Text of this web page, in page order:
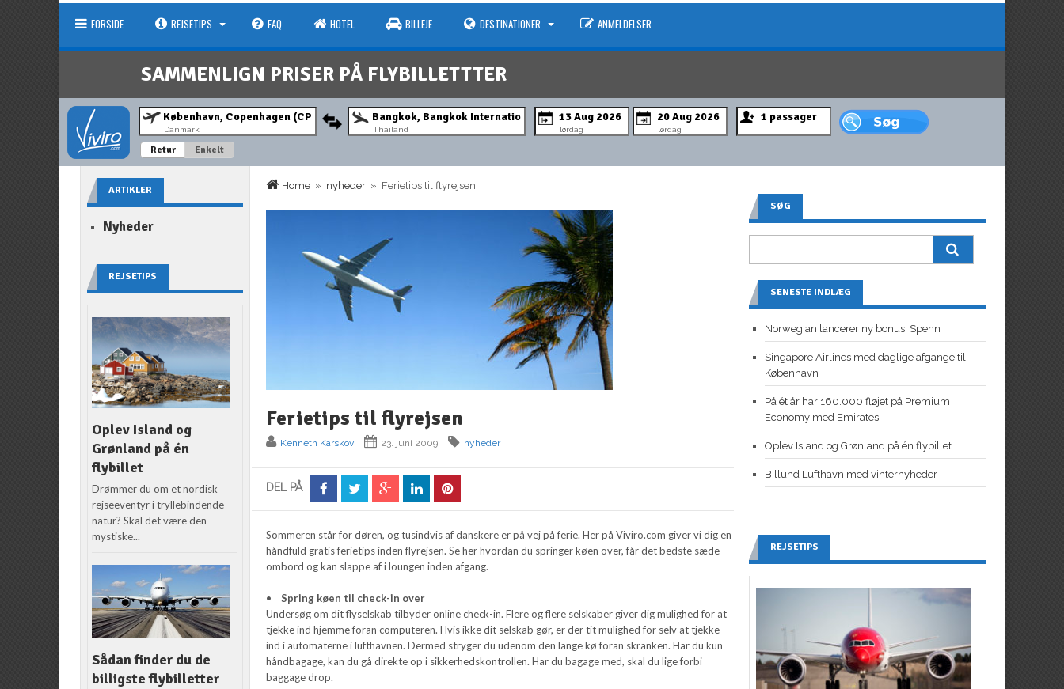
FORSIDE REJSETIPS FAQ HOTEL BILLEJE DESTINATIONER ANMELDELSER
SAMMENLIGN PRISER PÅ FLYBILLETTTER
Danmark Thailand lørdag lørdag
Retur Enkelt
Home » nyheder » Ferietips til flyrejsen
Ferietips til flyrejsen
Kenneth Karskov 23. juni 2009 nyheder
DEL PÅ
Sommeren står for døren, og tusindvis af danskere er på vej på ferie. Her på Viviro.com giver vi dig en
håndfuld gratis ferietips inden flyrejsen. Se her hvordan du springer køen over, får det bedste sæde
ombord og kan slappe af i loungen inden afgang.
•Spring køen til check-in over
Undersøg om dit flyselskab tilbyder online check-in. Flere og flere selskaber giver dig mulighed for at
tjekke ind hjemme foran computeren. Hvis ikke dit selskab gør, er der tit mulighed for selv at tjekke
ind i automaterne i lufthavnen. Dermed stryger du udenom den lange kø foran skranken. Har du kun
håndbagage, kan du gå direkte op i sikkerhedskontrollen. Har du bagage med, skal du lige forbi
baggage drop.
ARTIKLER
Nyheder
REJSETIPS
Oplev Island og
Grønland på én
flybillet
Drømmer du om et nordisk
rejseeventyr i tryllebindende
natur? Skal det være den
mystiske...
Sådan finder du de
billigste flybilletter
SØG
SENESTE INDLÆG
Norwegian lancerer ny bonus: Spenn
Singapore Airlines med daglige afgange til
København
På ét år har 160.000 fløjet på Premium
Economy med Emirates
Oplev Island og Grønland på én flybillet
Billund Lufthavn med vinternyheder
REJSETIPS